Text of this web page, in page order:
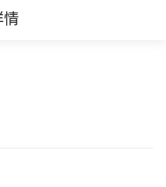
情